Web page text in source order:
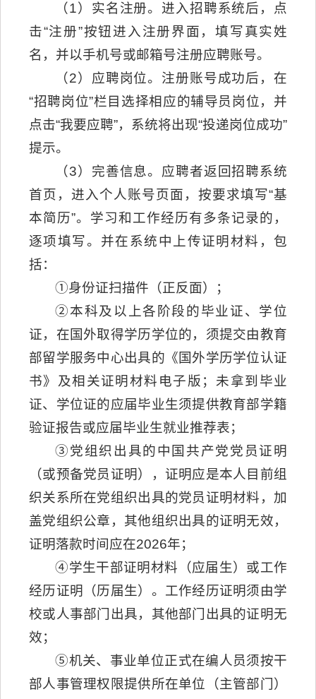
（1）实名注册。进入招聘系统后，点
击“注册”按钮进入注册界面，填写真实姓
名，并以手机号或邮箱号注册应聘账号。
（2）应聘岗位。注册账号成功后，在
“招聘岗位”栏目选择相应的辅导员岗位，并
点击“我要应聘”，系统将出现“投递岗位成功”
提示。
（3）完善信息。应聘者返回招聘系统
首页，进入个人账号页面，按要求填写“基
本简历”。学习和工作经历有多条记录的，
逐项填写。并在系统中上传证明材料，包
括：
①身份证扫描件（正反面）；
②本科及以上各阶段的毕业证、学位
证，在国外取得学历学位的，须提交由教育
部留学服务中心出具的《国外学历学位认证
书》及相关证明材料电子版；未拿到毕业
证、学位证的应届毕业生须提供教育部学籍
验证报告或应届毕业生就业推荐表；
③党组织出具的中国共产党党员证明
（或预备党员证明），证明应是本人目前组
织关系所在党组织出具的党员证明材料，加
盖党组织公章，其他组织出具的证明无效，
证明落款时间应在2026年；
④学生干部证明材料（应届生）或工作
经历证明（历届生）。工作经历证明须由学
校或人事部门出具，其他部门出具的证明无
效；
⑤机关、事业单位正式在编人员须按干
部人事管理权限提供所在单位（主管部门）